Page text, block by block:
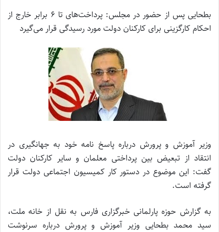
بطحایی پس از حضور در مجلس: پرداخت‌های تا 6 برابر خارج از
احکام کارگزینی برای کارکنان دولت مورد رسیدگی قرار می‌گیرد
وزیر آموزش و پرورش درباره پاسخ نامه خود به جهانگیری در
انتقاد از تبعیض بین پرداختی معلمان و سایر کارکنان دولت
گفت: این موضوع در دستور کار کمیسیون اجتماعی دولت قرار
گرفته است.
به گزارش حوزه پارلمانی خبرگزاری فارس به نقل از خانه ملت،
سید محمد بطحایی وزیر آموزش و پرورش درباره سرنوشت